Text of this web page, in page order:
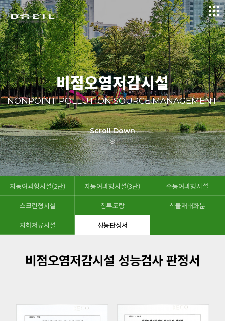
logo
메
뉴
비점오염저감시설
NONPOINT POLLUTION SOURCE MANAGEMENT
Scroll Down
자동여과형시설(2단) 자동여과형시설(3단) 수동여과형시설
스크린형시설 침투도랑 식물재배화분
지하저류시설 성능판정서
비점오염저감시설 성능검사 판정서